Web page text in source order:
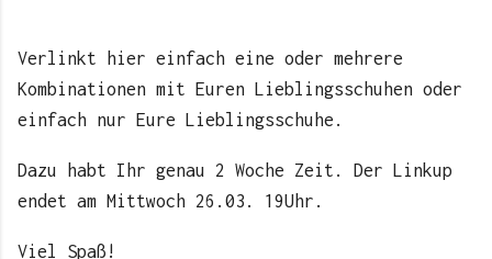
Verlinkt hier einfach eine oder mehrere
Kombinationen mit Euren Lieblingsschuhen oder
einfach nur Eure Lieblingsschuhe.
Dazu habt Ihr genau 2 Woche Zeit. Der Linkup
endet am Mittwoch 26.03. 19Uhr.
Viel Spaß!